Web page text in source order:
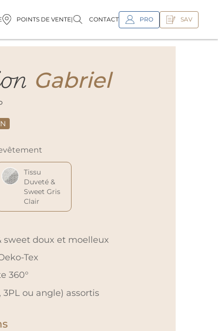
POINTS DE VENTE| CONTACT PRO SAV
Gabriel
Tissu
Duveté &
Sweet Gris
Clair
sweet doux et moelleux
Tex
360°
3PL ou angle) assortis